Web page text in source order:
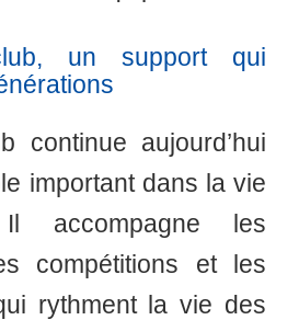
un support qui
continue aujourd’hui
important dans la vie
Il accompagne les
compétitions et les
rythment la vie des